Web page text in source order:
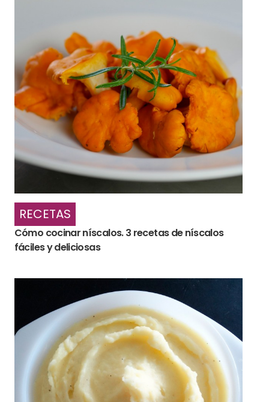
RECETAS
Cómo cocinar níscalos. 3 recetas de níscalos
fáciles y deliciosas